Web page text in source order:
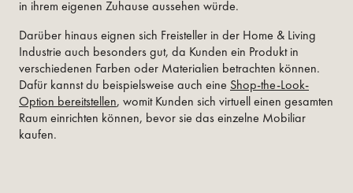
in ihrem eigenen Zuhause aussehen würde.
Darüber hinaus eignen sich Freisteller in der Home & Living
Industrie auch besonders gut, da Kunden ein Produkt in
verschiedenen Farben oder Materialien betrachten können.
Dafür kannst du beispielsweise auch eine Shop-the-Look-
Option bereitstellen, womit Kunden sich virtuell einen gesamten
Raum einrichten können, bevor sie das einzelne Mobiliar
kaufen.